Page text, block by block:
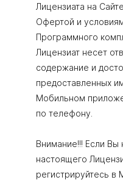
Лицензиата на
Офертой и
Программного
Лицензиат несет
содержание и
предоставленных
Мобильном
по телефону.
Внимание!!! Если Вы
настоящего
регистрируйтесь